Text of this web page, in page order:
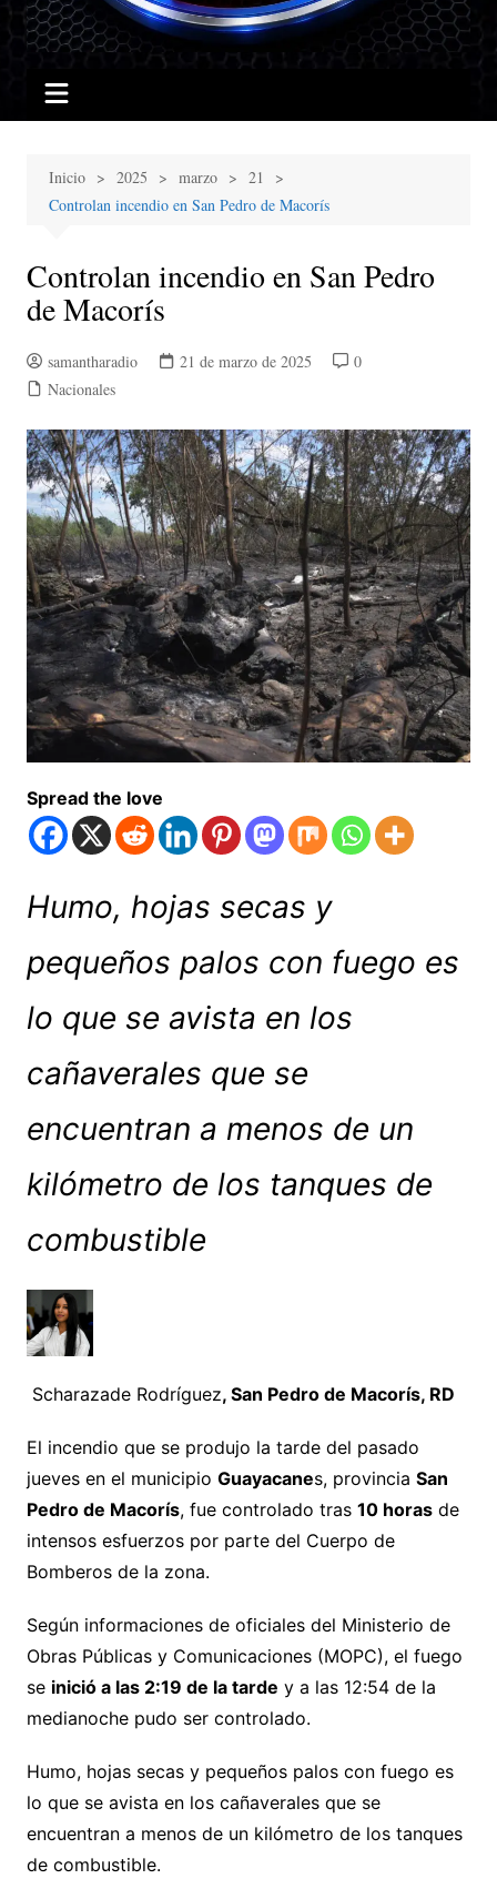
Inicio 2025 marzo
21
Controlan incendio en San Pedro de Macorís
Controlan incendio en San Pedro
de Macorís
samantharadio 21 de marzo de 2025
0
Nacionales
Spread the love
Humo, hojas secas y
pequeños palos con fuego es
lo que se avista en los
cañaverales que se
encuentran a menos de un
kilómetro de los tanques de
combustible
Scharazade Rodríguez, San Pedro de Macorís, RD
El incendio que se produjo la tarde del pasado
jueves en el municipio Guayacanes, provincia San
Pedro de Macorís, fue controlado tras 10 horasde
intensos esfuerzos por parte del Cuerpo de
Bomberos de la zona.
Según informaciones de oficiales del Ministerio de
Obras Públicas y Comunicaciones (MOPC), el fuego
se inició a las 2:19 de la tarde y a las 12:54 de la
medianoche pudo ser controlado.
Humo, hojas secas y pequeños palos con fuego es
lo que se avista en los cañaverales que se
encuentran a menos de un kilómetro de los tanques
de combustible.